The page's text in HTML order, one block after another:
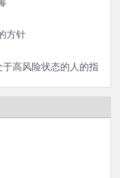
方针
高风险状态的人的指